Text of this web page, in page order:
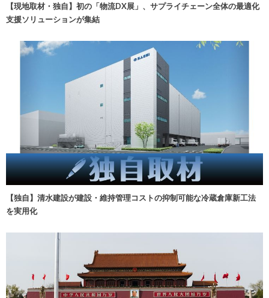
【現地取材・独自】初の「物流DX展」、サプライチェーン全体の最適化
支援ソリューションが集結
【独自】清水建設が建設・維持管理コストの抑制可能な冷蔵倉庫新工法
を実用化